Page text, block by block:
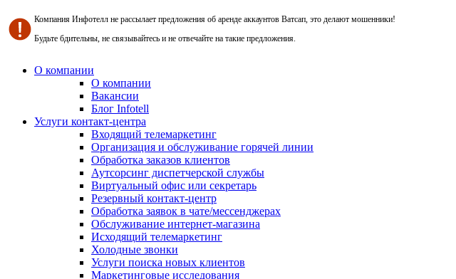
Компания Инфотелл не рассылает предложения об аренде аккаунтов Ватсап, это делают мошенники!
Будьте бдительны, не связывайтесь и не отвечайте на такие предложения.
О компании
О компании
Вакансии
Блог Infotell
Услуги контакт-центра
Входящий телемаркетинг
Организация и обслуживание горячей линии
Обработка заказов клиентов
Аутсорсинг диспетчерской службы
Виртуальный офис или секретарь
Резервный контакт-центр
Обработка заявок в чате/мессенджерах
Обслуживание интернет-магазина
Исходящий телемаркетинг
Холодные звонки
Услуги поиска новых клиентов
Маркетинговые исследования